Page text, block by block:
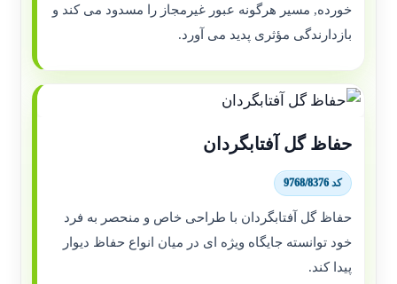
خورده, مسیر هرگونه عبور غیرمجاز را مسدود می کند و
بازدارندگی مؤثری پدید می آورد.
حفاظ گل آفتابگردان
کد 9768/8376
حفاظ گل آفتابگردان با طراحی خاص و منحصر به فرد
خود توانسته جایگاه ویژه ای در میان انواع حفاظ دیوار
پیدا کند.